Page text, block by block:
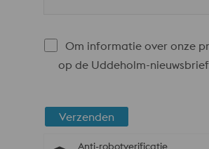
Om informatie over onze
op de Uddeholm-
Verzenden
Anti-robotverificatie